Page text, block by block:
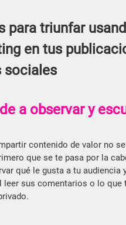
para triunfar
en tus
sociales
a observar y
contenido de valor no
que se te pasa por la
qué le gusta a tu audiencia
leer sus comentarios o lo que